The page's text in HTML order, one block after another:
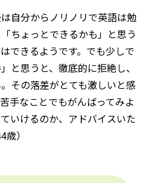
自分からノリノリで英語は勉
ちょっとできるかも」と思う
できるようです。でも少しで
と思うと、徹底的に拒絶し、
その落差がとても激しいと感
手なことでもがんばってみよ
いけるのか、アドバイスいた
）